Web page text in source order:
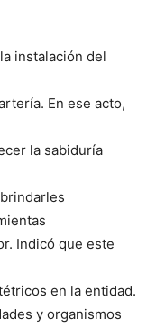
instalación del
En ese acto,
la sabiduría
Indicó que este
en la entidad.
y organismos